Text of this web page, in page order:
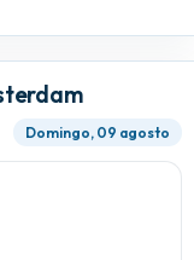
Domingo, 09 agosto